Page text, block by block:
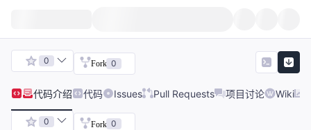
0 Fork 0
代码介绍 代码 Issues Pull Requests 项目讨论 Wiki
0 Fork 0